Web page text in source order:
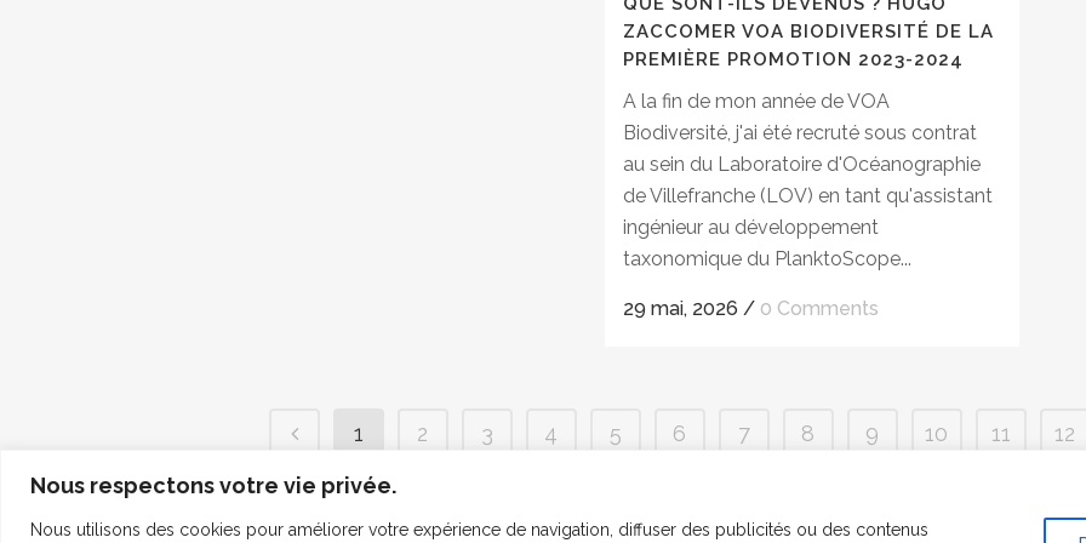
Nous respectons votre vie privée.
Nous utilisons des cookies pour améliorer votre expérience de navigation, diffuser des publicités ou des contenus
ZACCOMER VOA BIODIVERSITÉ DE LA
PREMIÈRE PROMOTION 2023-2024
A la fin de mon année de VOA
Biodiversité, j'ai été recruté sous contrat
au sein du Laboratoire d'Océanographie
de Villefranche (LOV) en tant qu'assistant
ingénieur au développement
taxonomique du PlanktoScope...
29 mai, 2026 / 0 Comments
1 2 3 4 5 6 7 8 9 10 11 12